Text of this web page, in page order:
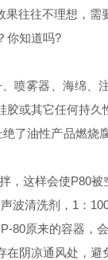
往往不理想，
你知道吗?
雾器、海绵、注
胶或其它任何持
油性产品燃烧
这样会使P80被
波清洗剂，1：
原来的容器，
阴凉通风处，避